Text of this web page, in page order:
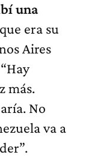
una
era su
Aires
más.
No
va a